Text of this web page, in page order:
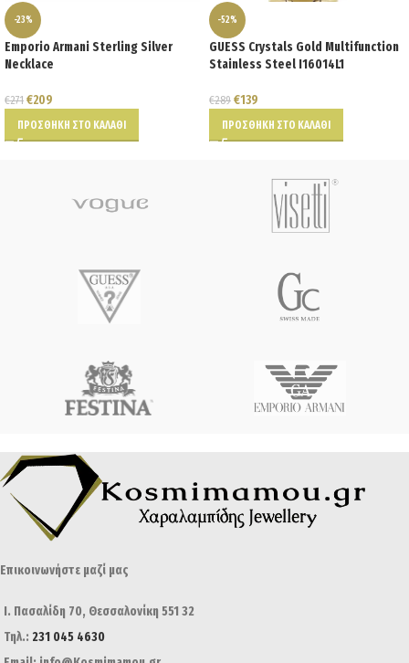
-23%
Emporio Armani Sterling Silver
Necklace
€271 €209
ΠΡΟΣΘΉΚΗ ΣΤΟ ΚΑΛΆΘΙ
-52%
GUESS Crystals Gold Multifunction
Stainless Steel I16014L1
€289 €139
ΠΡΟΣΘΉΚΗ ΣΤΟ ΚΑΛΆΘΙ
Επικοινωνήστε μαζί μας
Ι. Πασαλίδη 70, Θεσσαλονίκη 551 32
Τηλ.: 231 045 4630